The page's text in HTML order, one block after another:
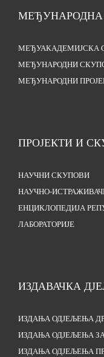
МЕЂУАКАДЕМИЈСКА
МЕЂУНАРОДНИ
МЕЂУНАРОДНИ
ПРОЈЕКТИ И
НАУЧНИ СКУПОВИ
НАУЧНО-
ЕНЦИКЛОПЕДИЈА
ЛАБОРАТОРИЈЕ
ИЗДАВАЧКА
ИЗДАЊА ОДЈЕЉЕЊА
ИЗДАЊА ОДЈЕЉЕЊА
ИЗДАЊА ОДЈЕЉЕЊА